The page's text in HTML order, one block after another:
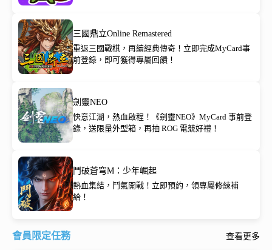
三國鼎立Online Remastered
重返三國戰棋，再續經典傳奇！立即完成MyCard事
前登錄，即可獲得專屬回饋！
劍靈NEO
快意江湖，熱血啟程！《劍靈NEO》MyCard 事前登
錄，送限量外型箱，再抽 ROG 電競好禮！
鬥破蒼穹M：少年崛起
熱血集結，鬥氣開戰！立即預約，領專屬修練補
給！
會員限定任務 查看更多